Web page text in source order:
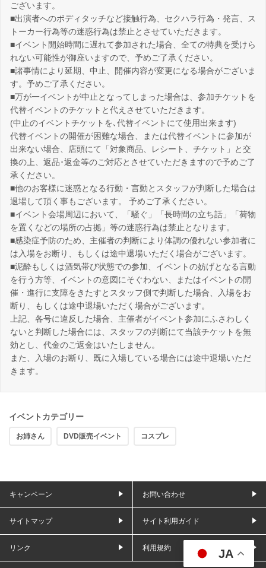
ございます。
■出演者へのボディタッチなど接触行為、セクハラ行為・発言、ス
トーカー行為等の迷惑行為は禁止とさせていただきます。
■イベント開始時間に遅れて参加された場合、全ての特典を受けら
れない可能性が御座いますので、予めご了承ください。
■諸事情により延期、中止、開催内容が変更になる場合がございま
す。予めご了承ください。
■万が一イベントが中止となってしまった場合は、参加チケットを
代替イベントのチケットと代えさせていただきます。
(中止のイベントチケットを､代替イベントにて使用出来ます)
代替イベントの開催が困難な場合、または代替イベントに参加が
出来ない場合、店頭にて「対象商品、レシート、チケット」と交
換の上、返品･返金等のご対応とさせていただきますので予めご了
承ください。
■他のお客様に迷惑となる行動・言動とスタッフが判断した場合は
退場して頂く事もございます。 予めご了承ください。
■イベント会場周辺において、「騒ぐ」「長時間の立ち話」「荷物
を置くなどの場所の占拠」等の迷惑行為は禁止となります。
■感染症予防のため、主催者の判断により体調の優れない参加者に
は入場をお断り、もしくは途中退場いただく場合がございます。
■泥酔もしくは酒気帯び状態での参加、イベントの妨げとなる言動
を行う方等、イベントの意図にそぐわない、またはイベントの開
催・進行に支障をきたすとスタッフ側で判断した場合、入場をお
断り、もしくは途中退場いただく場合がございます。
上記、各号に違反した場合、主催者がイベント参加にふさわしく
ないと判断した場合には、スタッフの判断にて当該チケットを無
効とし、代金のご返金はいたしません。
また、入場のお断り、既に入場している場合には途中退場いただ
きます。
イベントカテゴリー
お姉さん DVD販売イベント コスプレ
JA
キャンペーン お問い合わせ
サイトマップ サイト利用ガイド
リンク 利用規約